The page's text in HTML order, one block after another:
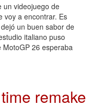
un videojuego de
voy a encontrar. Es
un buen sabor de
italiano puso
MotoGP 26 esperaba
remake